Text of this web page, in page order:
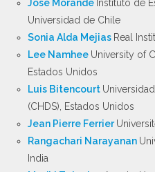
José Morandé Instituto de
Universidad de Chile
Sonia Alda Mejias Real
Lee Namhee University of
Estados Unidos
Luis Bitencourt
(CHDS), Estados Unidos
Jean Pierre Ferrier
Rangachari Narayanan
India